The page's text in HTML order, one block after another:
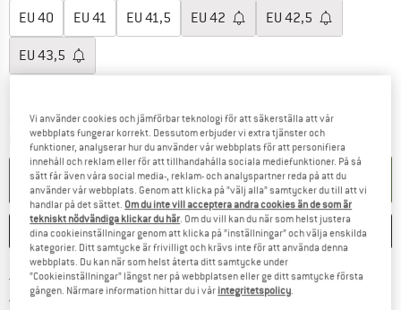
EU 40 EU 41 EU 41,5 EU 42 EU 42,5
EU 43,5
Leveranstid: 4-5 arbetsdagarLänken öppnas i en inforuta och innehåller
Mängd:
I VARUKORGEN
SPARA JÄMFÖR
Fraktfritt från 69 € (SE)Hitta fraktinformation här! Öppnas i
100 dagars returrättGå till returpolicyn här Öppnas i en
Vi använder cookies och jämförbar teknologi för att säkerställa att vår
webbplats fungerar korrekt. Dessutom erbjuder vi extra tjänster och
funktioner, analyserar hur du använder vår webbplats för att personifiera
innehåll och reklam eller för att tillhandahålla sociala mediefunktioner. På så
sätt får även våra social media-, reklam- och analyspartner reda på att du
använder vår webbplats. Genom att klicka på ”välj alla” samtycker du till att vi
handlar på det sättet. Om du inte vill acceptera andra cookies än de som är
tekniskt nödvändiga klickar du här. Om du vill kan du när som helst justera
dina cookieinställningar genom att klicka på ”inställningar” och välja enskilda
kategorier. Ditt samtycke är frivilligt och krävs inte för att använda denna
webbplats. Du kan när som helst återta ditt samtycke under
”Cookieinställningar” längst ner på webbplatsen eller ge ditt samtycke första
gången. Närmare information hittar du i vår integritetspolicy.